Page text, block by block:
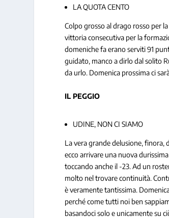
LA QUOTA CENTO
Colpo grosso al drago rosso per
vittoria consecutiva per la
domeniche fa erano serviti 91
guidato, manco a dirlo dal solito
da urlo. Domenica prossima ci
IL PEGGIO
UDINE, NON CI SIAMO
La vera grande delusione, finora,
ecco arrivare una nuova
toccando anche il -23. Ad un
molto nel trovare continuità.
è veramente tantissima.
perché come tutti noi ben
basandoci solo e unicamente su